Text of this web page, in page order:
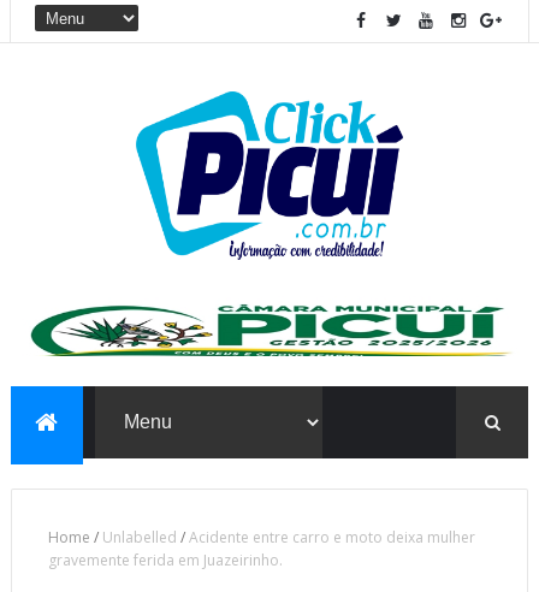
Home /Unlabelled /Acidente entre carro e moto deixa mulher
gravemente ferida em Juazeirinho.